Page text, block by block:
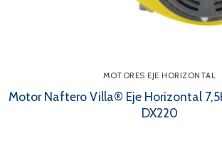
MOTORES EJE HORIZONTAL
Motor Naftero Villa® Eje Horizontal
DX220